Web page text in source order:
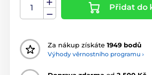
Přidat do
Za nákup získáte 1949 bodů
Výhody věrnostního programu ›